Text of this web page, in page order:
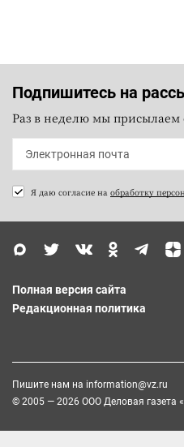
Подпишитесь на
Раз в неделю мы присылаем
Я даю согласие на обработку
Полная версия сайта
Редакционная политика
Пишите нам на information@vz.ru
© 2005 — 2026 ООО Деловая газета